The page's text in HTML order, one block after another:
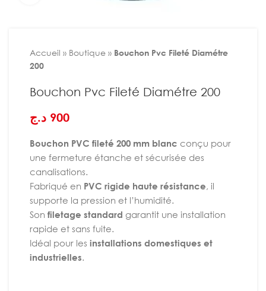
Accueil » Boutique » Bouchon Pvc Fileté Diamétre
200
Bouchon Pvc Fileté Diamétre 200
900 د.ج
Bouchon PVC fileté 200 mm blanc conçu pour
une fermeture étanche et sécurisée des
canalisations.
Fabriqué en PVC rigide haute résistance , il
supporte la pression et l’humidité.
Son filetage standard garantit une installation
rapide et sans fuite.
Idéal pour les installations domestiques et
industrielles